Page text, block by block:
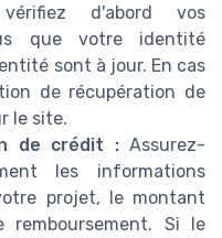
d'abord vos
que votre identité
sont à jour. En cas
de récupération de
le site.
de crédit :Assurez-
les informations
projet, le montant
Si le